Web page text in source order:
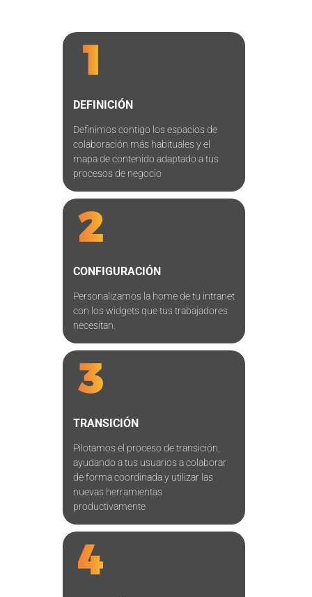
DEFINICIÓN
Definimos contigo los espacios de
colaboración más habituales y el
mapa de contenido adaptado a tus
procesos de negocio
CONFIGURACIÓN
Personalizamos la home de tu intranet
con los widgets que tus trabajadores
necesitan.
TRANSICIÓN
Pilotamos el proceso de transición,
ayudando a tus usuarios a colaborar
de forma coordinada y utilizar las
nuevas herramientas
productivamente